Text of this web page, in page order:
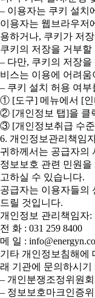
– 이용자는 쿠키 설치
이용자는 웹브라우저
용하거나, 쿠키가 저
쿠키의 저장을 거부할
– 다만, 쿠키의 저장
비스는 이용에 어려
– 쿠키 설치 허용 여부
① [도구] 메뉴에서 [인
② [개인정보 탭]을 클
③ [개인정보취급 수
6. 개인정보관리책임
귀하께서는 공급자의
정보보호 관련 민원
고하실 수 있습니다.
공급자는 이용자들의
드릴 것입니다.
개인정보 관리책임자
전 화 : 031 259 8400
메 일 :
기타 개인정보침해에
래 기관에 문의하시기
– 개인분쟁조정위원회
– 정보보호마크인증위